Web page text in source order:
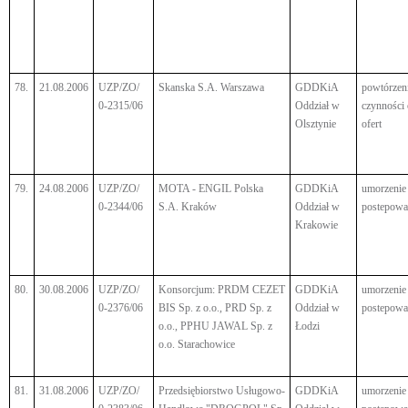
78. 21.08.2006
UZP/ZO/
0-2315/06
Skanska S.A. Warszawa
GDDKiA
Oddział w
Olsztynie
czynności
ofert
79. 24.08.2006
UZP/ZO/
0-2344/06
MOTA - ENGIL Polska
S.A. Kraków
GDDKiA
Oddział w
Krakowie
umorzenie
80. 30.08.2006
UZP/ZO/
0-2376/06
Konsorcjum: PRDM CEZET
BIS Sp. z o.o., PRD Sp. z
o.o., PPHU JAWAL Sp. z
o.o. Starachowice
GDDKiA
Oddział w
Łodzi
umorzenie
81. 31.08.2006
UZP/ZO/
Przedsiębiorstwo Usługowo-
GDDKiA
umorzenie